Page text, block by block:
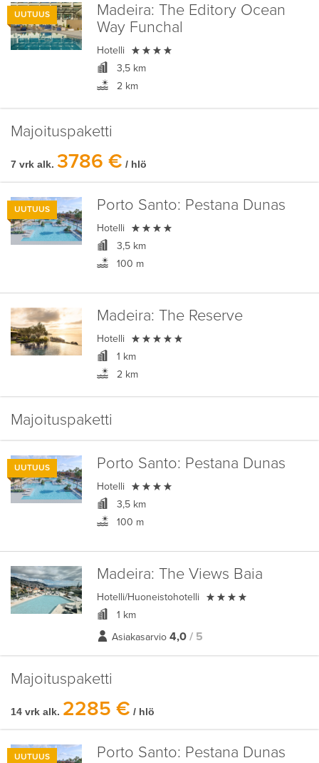
UUTUUS Madeira: The Editory Ocean
Way Funchal
Hotelli 
3,5 km
2 km
Majoituspaketti
7 vrk alk. 3786 € / hlö
UUTUUS Porto Santo: Pestana Dunas
Hotelli 
3,5 km
100 m
Madeira: The Reserve
Hotelli 
1 km
2 km
Majoituspaketti
UUTUUS Porto Santo: Pestana Dunas
Hotelli 
3,5 km
100 m
Madeira: The Views Baia
Hotelli/Huoneistohotelli 
1 km
Asiakasarvio 4,0 / 5
Majoituspaketti
14 vrk alk. 2285 € / hlö
UUTUUS Porto Santo: Pestana Dunas